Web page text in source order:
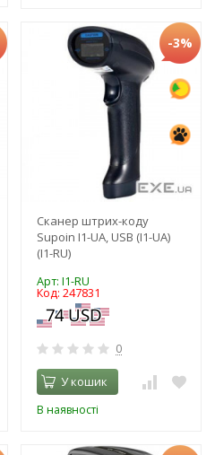
-3%
Сканер штрих-коду
Supoin I1-UA, USB (I1-UA)
(I1-RU)
Арт: I1-RU
Код: 247831
0
У кошик
В наявності